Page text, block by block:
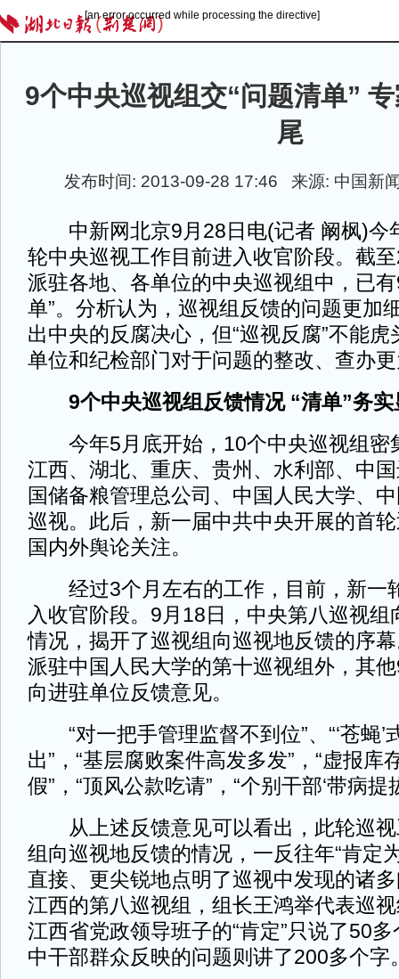
[an error occurred while processing the directive]
9个中央巡视组交“问题清单”
尾
发布时间: 2013-09-28 17:46 来源: 中国新
中新网北京9月28日电(记者 阚枫)今
轮中央巡视工作目前进入收官阶段。截
派驻各地、各单位的中央巡视组中，已
单”。分析认为，巡视组反馈的问题更加
出中央的反腐决心，但“巡视反腐”不能
单位和纪检部门对于问题的整改、查办
9个中央巡视组反馈情况 “清单”务
今年5月底开始，10个中央巡视组密
江西、湖北、重庆、贵州、水利部、中
国储备粮管理总公司、中国人民大学、
巡视。此后，新一届中共中央开展的首
国内外舆论关注。
经过3个月左右的工作，目前，新一
入收官阶段。9月18日，中央第八巡视组
情况，揭开了巡视组向巡视地反馈的序
派驻中国人民大学的第十巡视组外，其
向进驻单位反馈意见。
“对一把手管理监督不到位”、“‘苍蝇’
出”，“基层腐败案件高发多发”，“虚报库
假”，“顶风公款吃请”，“个别干部‘带病
从上述反馈意见可以看出，此轮巡视
组向巡视地反馈的情况，一反往年“肯定
直接、更尖锐地点明了巡视中发现的诸
江西的第八巡视组，组长王鸿举代表巡
江西省党政领导班子的“肯定”只说了50
中干部群众反映的问题则讲了200多个字